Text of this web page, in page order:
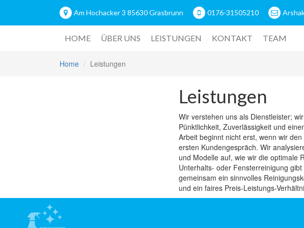
Am Hochacker 3 85630 Grasbrunn 0176-31505210
HOME ÜBER UNS LEISTUNGEN KONTAKT TEAM
Home Leistungen
Leistungen
Wir verstehen uns als Dienstleister;
Pünktlichkeit, Zuverlässigkeit und
Arbeit beginnt nicht erst, wenn wir
ersten Kundengespräch. Wir
und Modelle auf, wie wir die optimale
Unterhalts- oder Fensterreinigung
gemeinsam ein sinnvolles
und ein faires Preis-Leistungs-